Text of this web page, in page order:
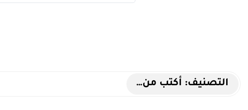
التصنيف: أكتب من…